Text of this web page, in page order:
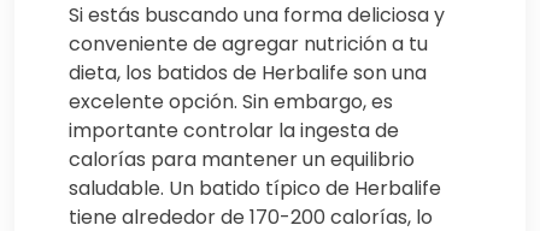
Si estás buscando una forma deliciosa y
conveniente de agregar nutrición a tu
dieta, los batidos de Herbalife son una
excelente opción. Sin embargo, es
importante controlar la ingesta de
calorías para mantener un equilibrio
saludable. Un batido típico de Herbalife
tiene alrededor de 170-200 calorías, lo